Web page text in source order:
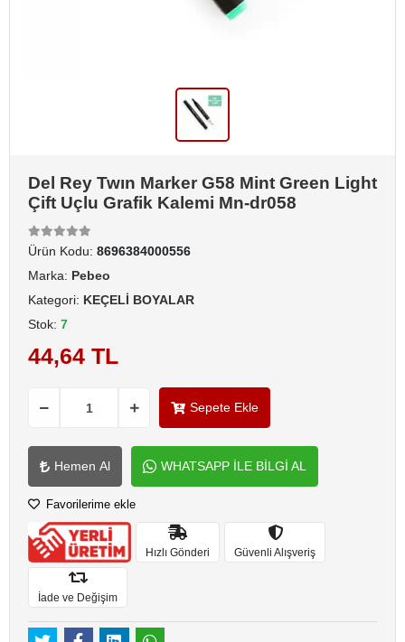
Del Rey Twın Marker G58 Mint Green Light
Çift Uçlu Grafik Kalemi Mn-dr058
Ürün Kodu: 8696384000556
Marka: Pebeo
Kategori: KEÇELİ BOYALAR
Stok: 7
44,64 TL
Sepete Ekle
Hemen Al WHATSAPP İLE BİLGİ AL
Favorilerime ekle
Hızlı Gönderi Güvenli Alışveriş
İade ve Değişim